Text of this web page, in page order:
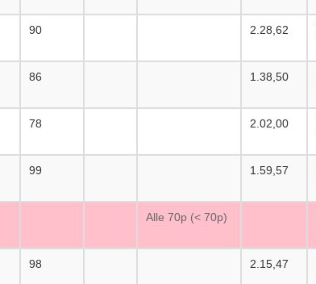
90 2.28,62
86 1.38,50
78 2.02,00
99 1.59,57
Alle 70p (< 70p)
98 2.15,47